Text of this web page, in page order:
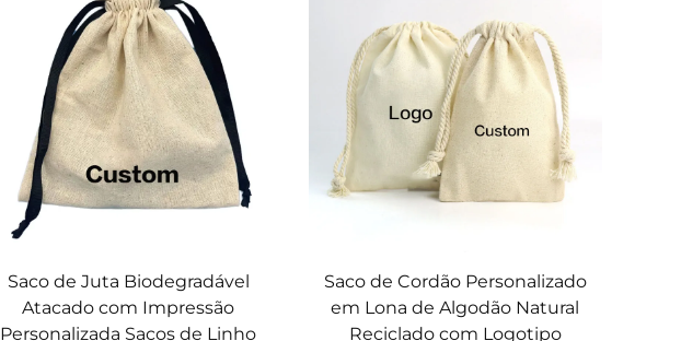
Saco de Juta Biodegradável
Atacado com Impressão
Personalizada Sacos de Linho
Saco de Cordão Personalizado
em Lona de Algodão Natural
Reciclado com Logotipo